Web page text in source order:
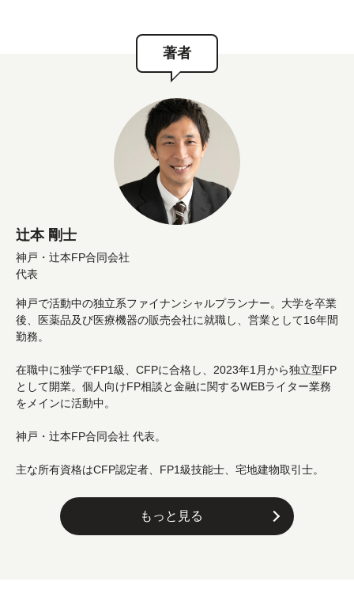
著者
辻本 剛士
神戸・辻本FP合同会社
代表
神戸で活動中の独立系ファイナンシャルプランナー。大学を卒業
後、医薬品及び医療機器の販売会社に就職し、営業として16年間
勤務。
在職中に独学でFP1級、CFPに合格し、2023年1月から独立型FP
として開業。個人向けFP相談と金融に関するWEBライター業務
をメインに活動中。
神戸・辻本FP合同会社 代表。
主な所有資格はCFP認定者、FP1級技能士、宅地建物取引士。
もっと見る